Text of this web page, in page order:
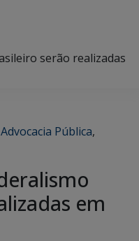
serão realizadas
Pública,
em